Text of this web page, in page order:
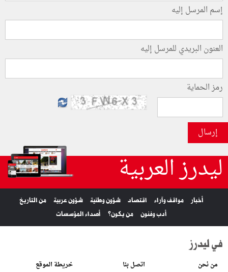
إسم المرسل إليه
العنون البريدي للمرسل إليه
رمز الحماية
إرسال
ليدرز العربية
أخبار مواقف وآراء اقتصاد شؤون وطنية شؤون عربية
من التاريخ
أدب وفنون
من يكون؟ أصداء المؤسسات
في ليدرز
من نحن اتصل بنا خريطة الموقع